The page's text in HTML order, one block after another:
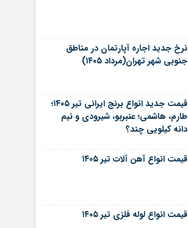
نرخ جدید اجاره آپارتمان در مناطق
جنوبی شهر تهران(مرداد ۱۴۰۵)
قیمت جدید انواع برنج ایرانی تیر ۱۴۰۵؛
طارم، هاشمی؛ عنبربو، شیرودی و نیم
دانه کیلویی چند؟
قیمت انواع آهن آلات تیر ۱۴۰۵
قیمت انواع لوله فلزی تیر ۱۴۰۵